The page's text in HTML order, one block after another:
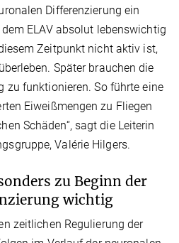
Differenzierung ein
ELAV absolut lebenswichtig
Zeitpunkt nicht aktiv ist,
Später brauchen die
zu funktionieren. So führte eine
Eiweißmengen zu Fliegen
Schäden“, sagt die Leiterin
Valérie Hilgers.
zu Beginn der
wichtig
zeitlichen Regulierung der